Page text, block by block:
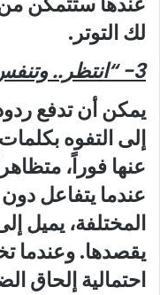
لك التوتر.
3- “انتظر.. وتنفس.. وفكر.. ثم أجب”
يمكن أن تدفع
إلى التفوه
عنها فوراً،
عندما يتفاعل دون
المختلفة، يميل
يقصدها. وعندما
احتمالية إلحاق